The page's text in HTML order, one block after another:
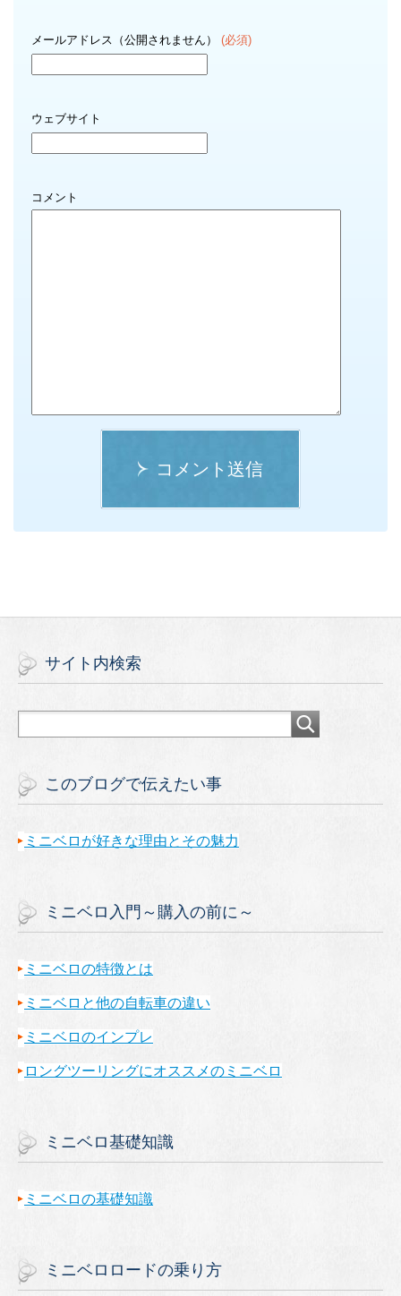
メールアドレス（公開されません） (必須)
ウェブサイト
コメント
コメント送信
サイト内検索
このブログで伝えたい事
ミニベロが好きな理由とその魅力
ミニベロ入門～購入の前に～
ミニベロの特徴とは
ミニベロと他の自転車の違い
ミニベロのインプレ
ロングツーリングにオススメのミニベロ
ミニベロ基礎知識
ミニベロの基礎知識
ミニベロロードの乗り方